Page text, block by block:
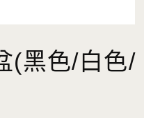
(黑色/白色/